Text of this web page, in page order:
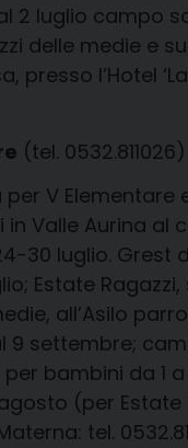
2 luglio campo
delle medie e
presso l’Hotel ‘La
(tel. 0532.811026)
V Elementare
in Valle Aurina al
30 luglio. Grest
Estate
all’Asilo
9 settembre;
bambini da 1 a
(per Estate
tel.